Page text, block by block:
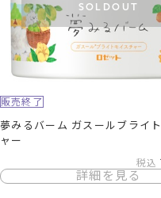
SOLDOUT
販売終了
夢みるバーム ガスールブライ
ャー
税込
詳細を見る